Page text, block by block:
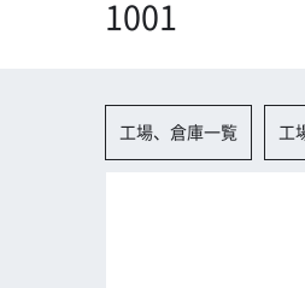
1001
工場、倉庫一覧 工